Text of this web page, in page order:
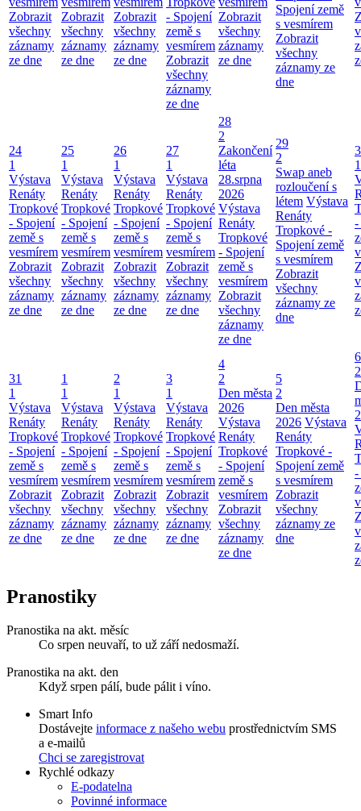
Zobrazit
všechny
záznamy
ze dne
Zobrazit
všechny
záznamy
ze dne
Zobrazit
všechny
záznamy
ze dne
- Spojení
země s
vesmírem
Zobrazit
všechny
záznamy
ze dne
Zobrazit
všechny
záznamy
ze dne
Spojení země
s vesmírem
Zobrazit
všechny
záznamy ze
dne
24
1
Výstava
Renáty
Tropkové
- Spojení
země s
vesmírem
Zobrazit
všechny
záznamy
ze dne
25
1
Výstava
Renáty
Tropkové
- Spojení
země s
vesmírem
Zobrazit
všechny
záznamy
ze dne
26
1
Výstava
Renáty
Tropkové
- Spojení
země s
vesmírem
Zobrazit
všechny
záznamy
ze dne
27
1
Výstava
Renáty
Tropkové
- Spojení
země s
vesmírem
Zobrazit
všechny
záznamy
ze dne
28
2
Zakončení
léta
28.srpna
2026
Výstava
Renáty
Tropkové
- Spojení
země s
vesmírem
Zobrazit
všechny
záznamy
ze dne
29
2
Swap aneb
rozloučení s
létem Výstava
Renáty
Tropkové -
Spojení země
s vesmírem
Zobrazit
všechny
záznamy ze
dne
1
-
31
1
Výstava
Renáty
Tropkové
- Spojení
země s
vesmírem
Zobrazit
všechny
záznamy
ze dne
1
1
Výstava
Renáty
Tropkové
- Spojení
země s
vesmírem
Zobrazit
všechny
záznamy
ze dne
2
1
Výstava
Renáty
Tropkové
- Spojení
země s
vesmírem
Zobrazit
všechny
záznamy
ze dne
3
1
Výstava
Renáty
Tropkové
- Spojení
země s
vesmírem
Zobrazit
všechny
záznamy
ze dne
4
2
Den města
2026
Výstava
Renáty
Tropkové
- Spojení
země s
vesmírem
Zobrazit
všechny
záznamy
ze dne
5
2
Den města
2026 Výstava
Renáty
Tropkové -
Spojení země
s vesmírem
Zobrazit
všechny
záznamy ze
dne
6
2
-
Pranostiky
Pranostika na akt. měsíc
Co srpen neuvaří, to už září nedosmaží.
Pranostika na akt. den
Když srpen pálí, bude pálit i víno.
Smart Info
Dostávejte informace z našeho webu prostřednictvím SMS
a e-mailů
Chci se zaregistrovat
Rychlé odkazy
E-podatelna
Povinné informace